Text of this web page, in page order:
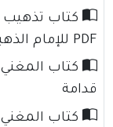
PDF للإمام الذهبي
قدامة